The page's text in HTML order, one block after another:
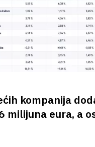
kompanija
milijuna eura, a